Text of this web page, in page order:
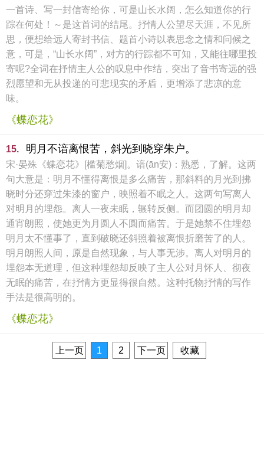
一首诗、写一封信寄给你，可是山长水阔，怎么知道你的行
踪在何处！～是这首词的结尾。抒情人公望尽天涯，不见所
思，便想给远人寄封书信、题首小诗以表思念之情和问候之
意，可是，“山长水阔”，对方的行踪都不可知，又能往哪里投
寄呢?全词在抒情主人公的叹息中作结，突出了音书寄远的强
烈愿望和无从投递的可悲现实的矛盾，更增添了悲凉的意
味。
《蝶恋花》
15. 明月不谙离恨苦，斜光到晓穿朱户。
宋·晏殊《蝶恋花》[槛菊愁烟]。谙(ān安)：熟悉，了解。这两
句大意是：明月不懂得离恨是多么痛苦，那斜料的月光到拂
晓时分还穿过朱漆的窗户，映照着不眠之人。这两句写离人
对明月的埋怨。离人一夜未眠，辗转反侧。而团圆的明月却
通宵朗照，使她更为月圆人不圆而痛苦。于是她禁不住埋怨
明月太不懂事了，直到破晓还斜照着被离恨折磨苦了的人。
明月朗照人间，原是自然现象，与人事无涉。离人对明月的
埋怨本无道理，但这种埋怨却反映了主人公对月怀人、彻夜
无眠的痛苦，在抒情方更显得很自然。这种托物抒情的写作
手法是很高明的。
《蝶恋花》
上一页 1 2 下一页 收藏